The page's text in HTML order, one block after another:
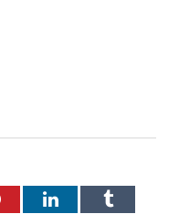
PinterestLinkedInTumblr